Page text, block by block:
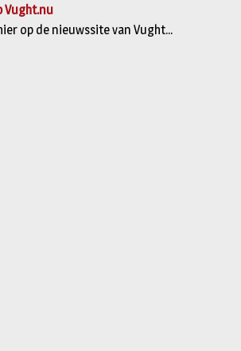
Vught.nu
op de nieuwssite van Vught...